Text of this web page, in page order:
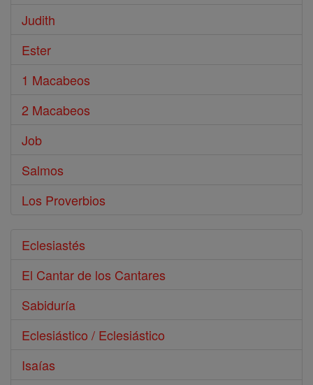
Judith
Ester
1 Macabeos
2 Macabeos
Job
Salmos
Los Proverbios
Eclesiastés
El Cantar de los Cantares
Sabiduría
Eclesiástico / Eclesiástico
Isaías